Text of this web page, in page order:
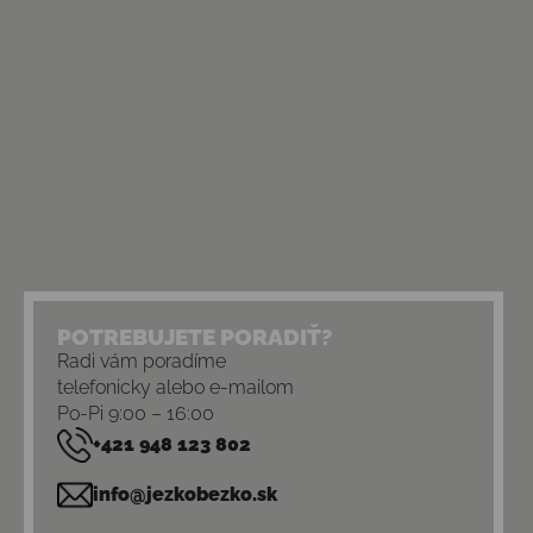
POTREBUJETE PORADIŤ?
Radi vám poradíme
telefonicky alebo e-mailom
Po-Pi 9:00 – 16:00
+421 948 123 802
info@jezkobezko.sk